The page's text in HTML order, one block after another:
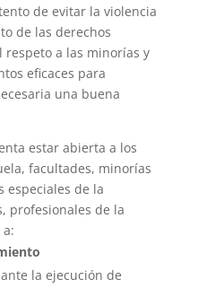
de evitar la violencia
de las derechos
respeto a las minorías y
eficaces para
una buena
estar abierta a los
facultades, minorías
especiales de la
profesionales de la
la ejecución de